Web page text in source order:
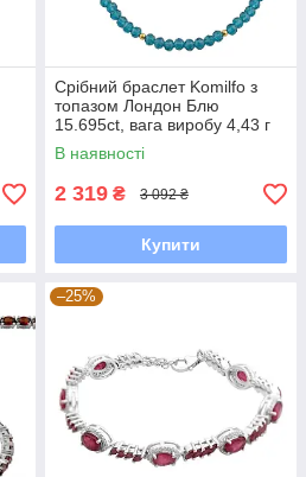
Срібний браслет Komilfo з
топазом Лондон Блю
15.695ct, вага виробу 4,43 г
(2128977) 2025 розмір
В наявності
2 319 ₴ 3 092 ₴
Купити
–25%